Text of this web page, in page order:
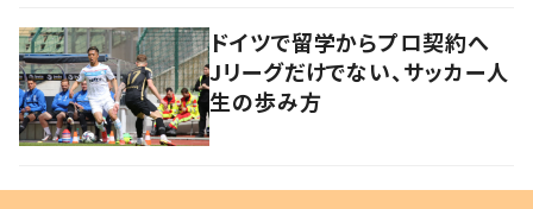
ドイツで留学からプロ契約へ
Jリーグだけでない、サッカー人
生の歩み方